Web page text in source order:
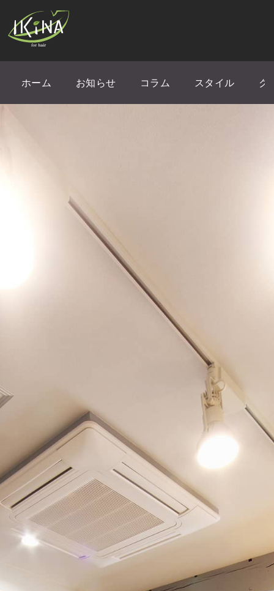
ホーム お知らせ コラム スタイル ク